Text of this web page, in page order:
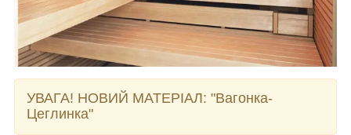
УВАГА! НОВИЙ МАТЕРІАЛ: "Вагонка-
Цеглинка"